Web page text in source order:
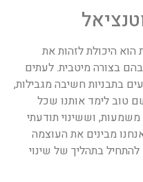
היכולת לזהות את
בצורה מיטבית. לעתים
בתבניות חשיבה מגבילות,
טוב לימד אותנו שכל
וששינוי תודעתי
מבינים את העוצמה
בתהליך של שינוי